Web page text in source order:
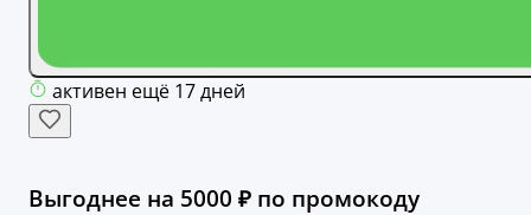
активен ещё 17 дней
Выгоднее на 5000 ₽ по промокоду